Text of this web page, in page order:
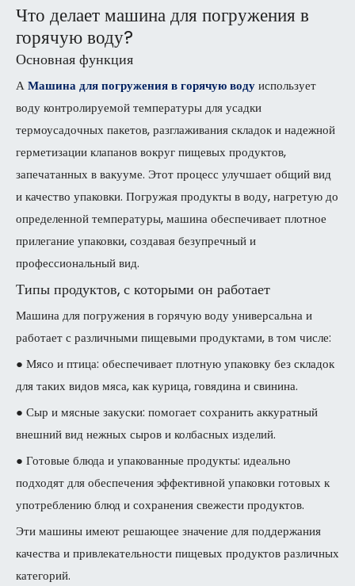
Что делает машина для погружения в
горячую воду?
Основная функция
АМашина для погружения в горячую водуиспользует
воду контролируемой температуры для усадки
термоусадочных пакетов, разглаживания складок и надежной
герметизации клапанов вокруг пищевых продуктов,
запечатанных в вакууме. Этот процесс улучшает общий вид
и качество упаковки. Погружая продукты в воду, нагретую до
определенной температуры, машина обеспечивает плотное
прилегание упаковки, создавая безупречный и
профессиональный вид.
Типы продуктов, с которыми он работает
Машина для погружения в горячую воду универсальна и
работает с различными пищевыми продуктами, в том числе:
● Мясо и птица: обеспечивает плотную упаковку без складок
для таких видов мяса, как курица, говядина и свинина.
● Сыр и мясные закуски: помогает сохранить аккуратный
внешний вид нежных сыров и колбасных изделий.
● Готовые блюда и упакованные продукты: идеально
подходят для обеспечения эффективной упаковки готовых к
употреблению блюд и сохранения свежести продуктов.
Эти машины имеют решающее значение для поддержания
качества и привлекательности пищевых продуктов различных
категорий.